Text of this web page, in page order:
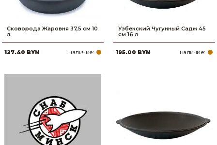
Сковорода Жаровня 37,5 см 10
л.
127.40 BYN наличие:
Узбекский Чугунный Садж 45
см 16 л
195.00 BYN наличие: